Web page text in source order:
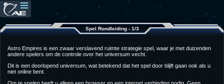
Spel Rondleiding - 1/3
Astro Empires is een zwaar verslavend ruimte strategie spel, waar je met duizenden
andere spelers om de controle over het universum vecht.
Dit is een doorlopend universum, wat betekend dat het spel door blijft gaan ook als u
niet online bent.